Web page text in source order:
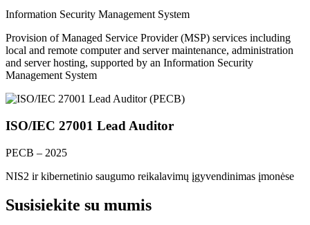
Information Security Management System
Provision of Managed Service Provider (MSP) services including
local and remote computer and server maintenance, administration
and server hosting, supported by an Information Security
Management System
ISO/IEC 27001 Lead Auditor
PECB – 2025
NIS2 ir kibernetinio saugumo reikalavimų įgyvendinimas įmonėse
Susisiekite su mumis